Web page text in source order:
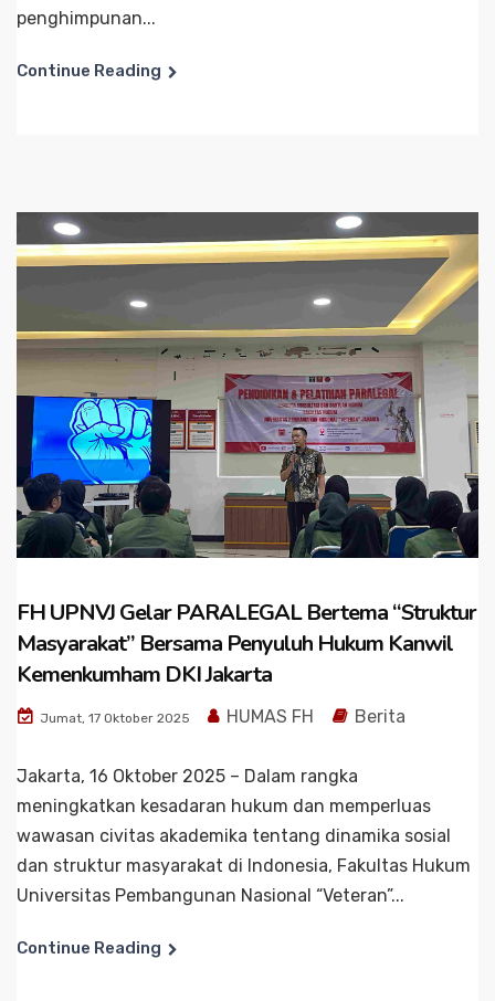
penghimpunan...
Continue Reading
FH UPNVJ Gelar PARALEGAL Bertema “Struktur
Masyarakat” Bersama Penyuluh Hukum Kanwil
Kemenkumham DKI Jakarta
Jumat, 17 Oktober 2025 HUMAS FH Berita
Jakarta, 16 Oktober 2025 – Dalam rangka
meningkatkan kesadaran hukum dan memperluas
wawasan civitas akademika tentang dinamika sosial
dan struktur masyarakat di Indonesia, Fakultas Hukum
Universitas Pembangunan Nasional “Veteran”...
Continue Reading